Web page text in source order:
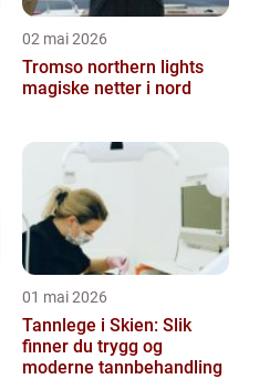
02 mai 2026
Tromso northern lights
magiske netter i nord
01 mai 2026
Tannlege i Skien: Slik
finner du trygg og
moderne tannbehandling